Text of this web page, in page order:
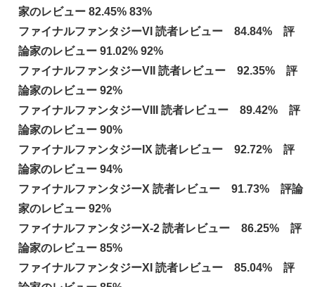
家のレビュー 82.45% 83%
ファイナルファンタジーVI 読者レビュー 84.84% 評
論家のレビュー 91.02% 92%
ファイナルファンタジーVII 読者レビュー 92.35% 評
論家のレビュー 92%
ファイナルファンタジーVIII 読者レビュー 89.42% 評
論家のレビュー 90%
ファイナルファンタジーIX 読者レビュー 92.72% 評
論家のレビュー 94%
ファイナルファンタジーX 読者レビュー 91.73% 評論
家のレビュー 92%
ファイナルファンタジーX-2 読者レビュー 86.25% 評
論家のレビュー 85%
ファイナルファンタジーXI 読者レビュー 85.04% 評